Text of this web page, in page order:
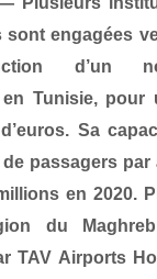
sont engagées
d’un
en Tunisie, pour
Sa
passagers par
en 2020.
du
TAV Airports